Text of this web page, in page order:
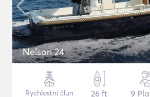
Nelson 24
Rychlostní člun
26 ft
9